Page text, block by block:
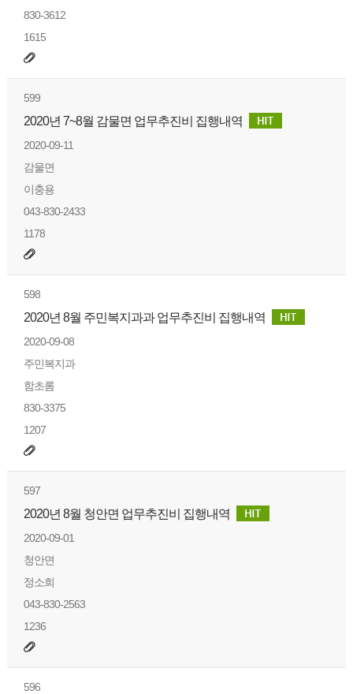
830-3612
1615
599
2020년 7~8월 감물면 업무추진비 집행내역
2020-09-11
감물면
이충용
043-830-2433
1178
598
2020년 8월 주민복지과과 업무추진비 집행내역
2020-09-08
주민복지과
함초롬
830-3375
1207
597
2020년 8월 청안면 업무추진비 집행내역
2020-09-01
청안면
정소희
043-830-2563
1236
596